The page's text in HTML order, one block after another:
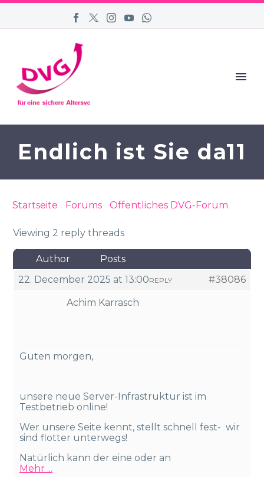
Endlich ist Sie da11
Startseite Forums Öffentliches DVG-Forum
Viewing 2 reply threads
Author
Posts
22. December 2025 at 13:00
#38086
REPLY
Achim Karrasch
Guten morgen,
unsere neue Server-Infrastruktur ist im
Testbetrieb online!
Wer unsere Seite kennt, stellt schnell fest- wir
sind flotter unterwegs!
Natürlich kann der eine oder an
Mehr ...